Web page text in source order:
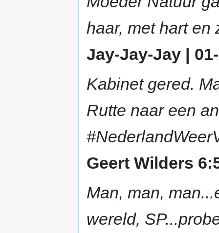
haar, met hart en
Jay-Jay-Jay |
Kabinet gered.
Rutte naar een
Geert Wilders
Man, man,
wereld,